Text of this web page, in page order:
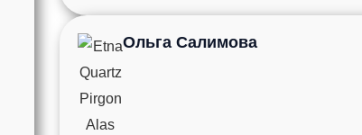
Ольга Салимова